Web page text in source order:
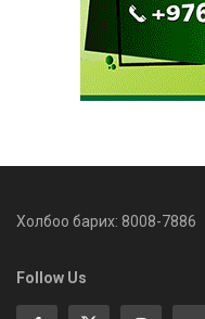
Холбоо барих: 8008-7886
Follow Us